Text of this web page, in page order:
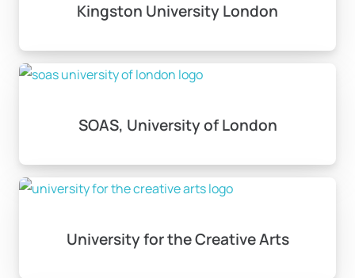
Kingston University London
SOAS, University of London
University for the Creative Arts